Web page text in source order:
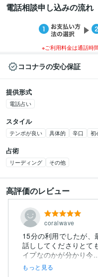
電話相談申し込みの流れ
※ご利用料金は通話時
ココナラの安心保証
提供形式
電話占い
スタイル
テンポが良い 具体的 辛口 初
占術
リーディング その他
高評価のレビュー
coralwave
15分の利用でしたが、
話ししてくださりとて
イプなのかが分かり今
もっと見る